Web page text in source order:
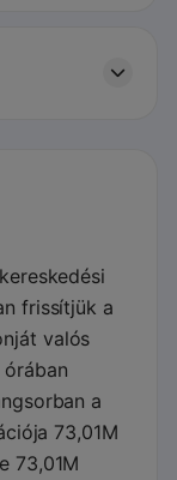
frissítjük a
valós
a
73,01M
73,01M